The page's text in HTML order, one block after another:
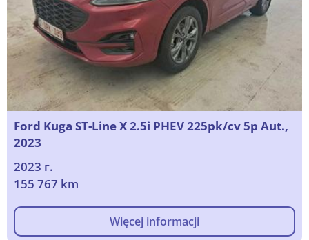
Ford Kuga ST-Line X 2.5i PHEV 225pk/cv 5p Aut.,
2023
2023 г.
155 767 km
Więcej informacji